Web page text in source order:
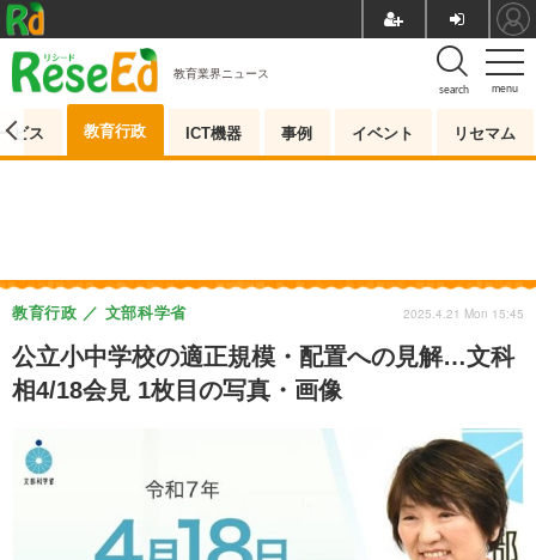
menu
search
教育業界ニュース
ビス 教育行政 ICT機器 事例 イベント リセマム
公立小中学校の適正規模・配置への見解…文科
相4/18会見 1枚目の写真・画像
教育行政 文部科学省 2025.4.21 Mon 15:45